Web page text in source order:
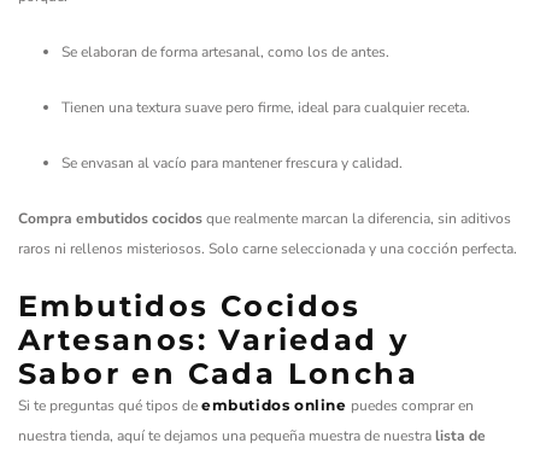
Se elaboran de forma artesanal, como los de antes.
Tienen una textura suave pero firme, ideal para cualquier receta.
Se envasan al vacío para mantener frescura y calidad.
Compra embutidos cocidosque realmente marcan la diferencia, sin aditivos
raros ni rellenos misteriosos. Solo carne seleccionada y una cocción perfecta.
Embutidos Cocidos
Artesanos: Variedad y
Sabor en Cada Loncha
Si te preguntas qué tipos de embutidos online puedes comprar en
nuestra tienda, aquí te dejamos una pequeña muestra de nuestralista de